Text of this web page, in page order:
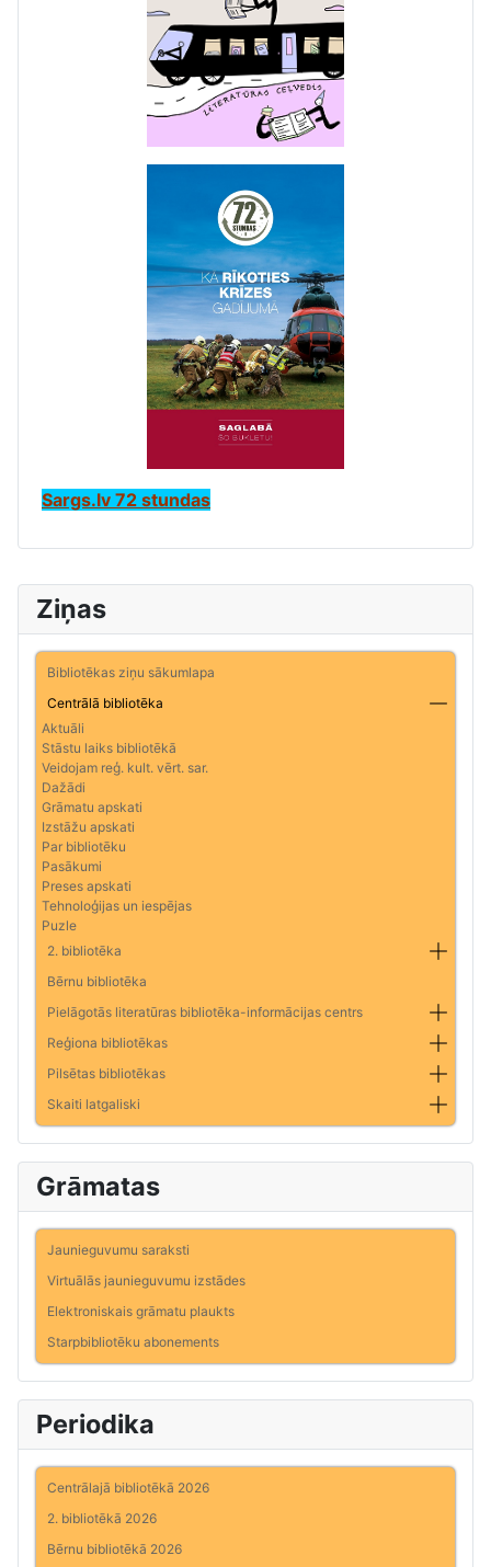
Ziņas
Bibliotēkas ziņu sākumlapa
Centrālā bibliotēka
Aktuāli
Stāstu laiks bibliotēkā
Veidojam reģ. kult. vērt. sar.
Dažādi
Grāmatu apskati
Izstāžu apskati
Par bibliotēku
Pasākumi
Preses apskati
Tehnoloģijas un iespējas
Puzle
2. bibliotēka
Bērnu bibliotēka
Pielāgotās literatūras bibliotēka-informācijas centrs
Reģiona bibliotēkas
Pilsētas bibliotēkas
Skaiti latgaliski
Grāmatas
Jaunieguvumu saraksti
Virtuālās jaunieguvumu izstādes
Elektroniskais grāmatu plaukts
Starpbibliotēku abonements
Periodika
Centrālajā bibliotēkā 2026
2. bibliotēkā 2026
Bērnu bibliotēkā 2026
Sargs.lv 72 stundas